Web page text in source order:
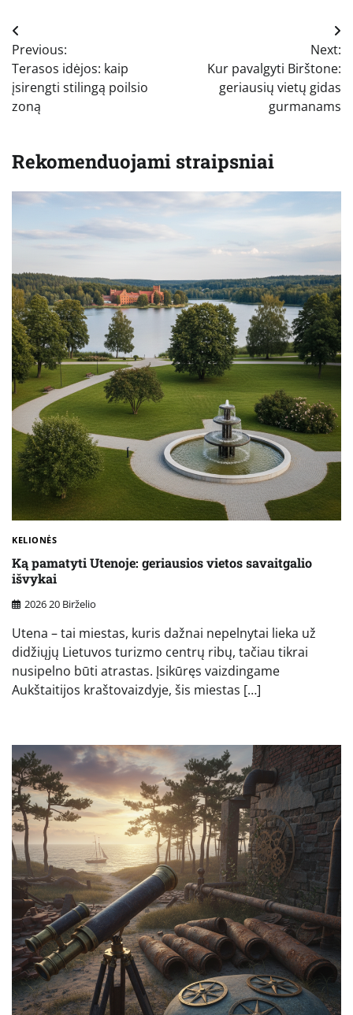
Navigacija
tarp
įrašų
Previous:
Terasos idėjos: kaip
įsirengti stilingą poilsio
zoną
Next:
Kur pavalgyti Birštone:
geriausių vietų gidas
gurmanams
Rekomenduojami straipsniai
KELIONĖS
Ką pamatyti Utenoje: geriausios vietos savaitgalio
išvykai
2026 20 Birželio
Utena – tai miestas, kuris dažnai nepelnytai lieka už
didžiųjų Lietuvos turizmo centrų ribų, tačiau tikrai
nusipelno būti atrastas. Įsikūręs vaizdingame
Aukštaitijos kraštovaizdyje, šis miestas […]